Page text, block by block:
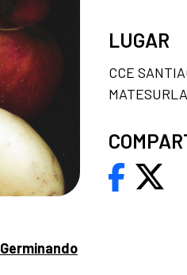
Germinando
LUGAR
CCE